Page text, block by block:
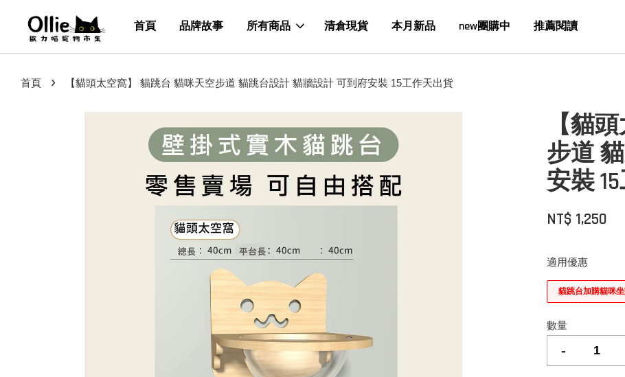
首頁 品牌故事 所有商品 清倉現貨 本月新品 new團購中 推薦閱讀
首頁 › 【貓頭太空窩】 貓跳台 貓咪天空步道 貓跳台設計 貓牆設計 可到府安裝 15工作天出貨
【貓
步道
安裝
NT$ 1,250
適用優惠
貓跳台加購貓咪
數量
-